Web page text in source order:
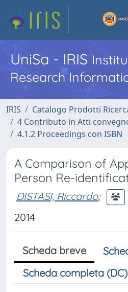
UniSa - IRIS
Research
IRIS
Catalogo Prodotti
4 Contributo in Atti
4.1.2 Proceedings con ISBN
A Comparison of
Person Re-
DISTASI, Riccardo;
2014
Scheda breve
Scheda completa (DC)